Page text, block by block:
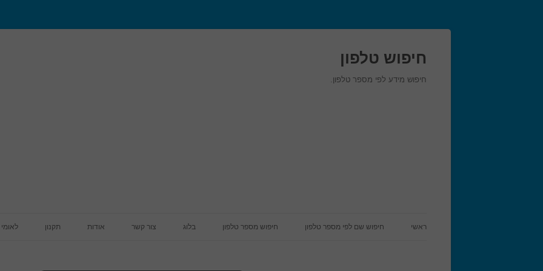
חיפוש טלפון
חיפוש מידע לפי מספר טלפון.
ראשי חיפוש שם לפי מספר טלפון חיפוש מספר טלפון בלוג צור קשר אודות תקנון